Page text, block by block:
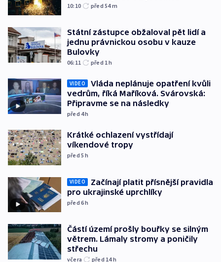
10:10 před 54m
Státní zástupce obžaloval pět lidí a
jednu právnickou osobu v kauze
Bulovky
06:11 před 1h
VIDEO
Vláda neplánuje opatření kvůli
vedrům, říká Maříková. Svárovská:
Připravme se na následky
před 4h
Krátké ochlazení vystřídají
víkendové tropy
před 5h
VIDEO
Začínají platit přísnější pravidla
pro ukrajinské uprchlíky
před 6h
Částí území prošly bouřky se silným
větrem. Lámaly stromy a poničily
střechu
včera před 14h